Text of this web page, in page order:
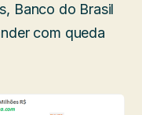
Banco do Brasil
com queda